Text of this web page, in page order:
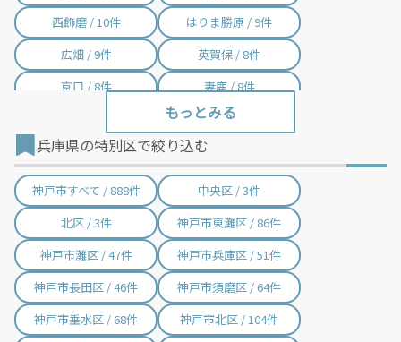
西飾磨 / 10件
はりま勝原 / 9件
広畑 / 9件
英賀保 / 8件
京口 / 8件
妻鹿 / 8件
御着 / 7件
播磨高岡 / 7件
野里 / 7件
山陽天満 / 7件
余部 / 6件
砥堀 / 6件
八家 / 6件
山陽網干 / 6件
太市 / 5件
大塩 / 5件
的形 / 5件
平松 / 5件
溝口 / 4件
兵庫県の特別区で絞り込む
神戸市すべて / 888件
中央区 / 3件
北区 / 3件
神戸市東灘区 / 86件
神戸市灘区 / 47件
神戸市兵庫区 / 51件
神戸市長田区 / 46件
神戸市須磨区 / 64件
神戸市垂水区 / 68件
神戸市北区 / 104件